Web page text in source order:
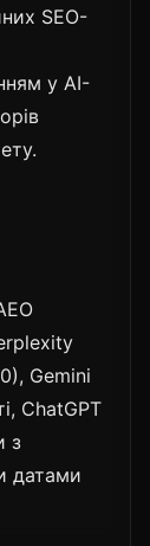
SEO-
у AI-
Gemini
ChatGPT
з
датами